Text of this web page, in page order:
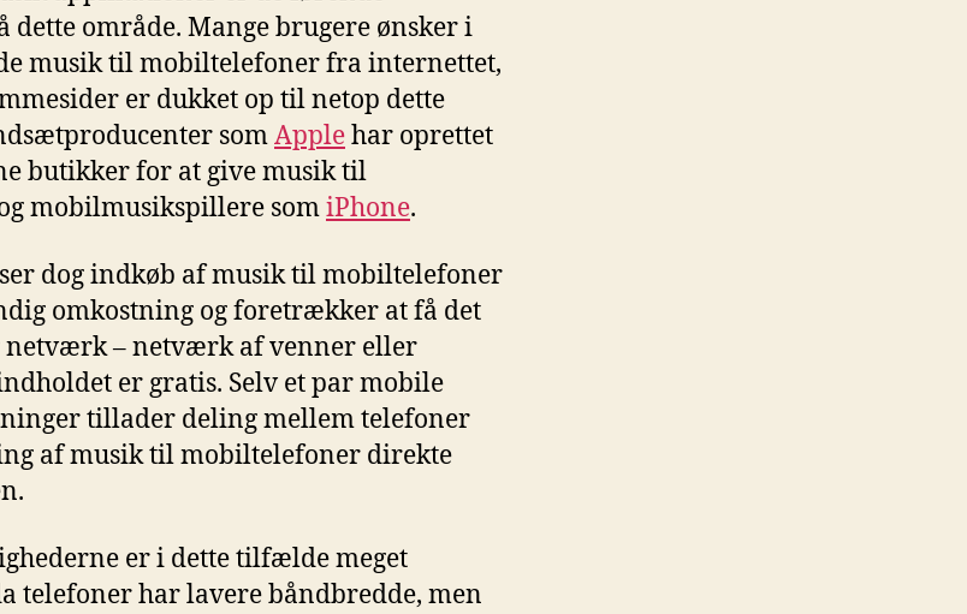
dette område. Mange brugere ønsker i
musik til mobiltelefoner fra internettet,
er dukket op til netop dette
somApplehar oprettet
butikker for at give musik til
mobilmusikspillere somiPhone.
dog indkøb af musik til mobiltelefoner
omkostning og foretrækker at få det
netværk – netværk af venner eller
er gratis. Selv et par mobile
tillader deling mellem telefoner
af musik til mobiltelefoner direkte
er i dette tilfælde meget
telefoner har lavere båndbredde, men